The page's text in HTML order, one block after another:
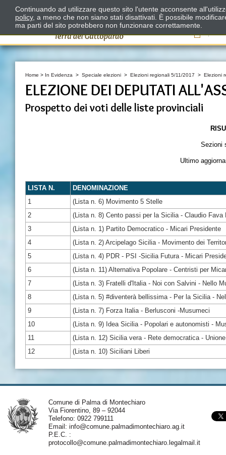
Il
Home > In Evidenza > Speciale elezioni > Elezioni regionali 5/11/2017 > Elezioni
ELEZIONE DEI DEPUTATI
Prospetto dei voti delle liste provinciali
Sezioni
Ultimo
LISTA N.
DENOMINAZIONE
1
(Lista n. 6) Movimento 5 Stelle
2
(Lista n. 8) Cento passi per la Sicilia - Claudio Fava
3
(Lista n. 1) Partito Democratico - Micari Presidente
4
(Lista n. 2) Arcipelago Sicilia - Movimento dei
5
(Lista n. 4) PDR - PSI -Sicilia Futura - Micari
6
(Lista n. 11) Alternativa Popolare - Centristi per
7
(Lista n. 3) Fratelli d'Italia - Noi con Salvini - Nello
8
(Lista n. 5) #diventerà bellissima - Per la Sicilia -
9
(Lista n. 7) Forza Italia - Berlusconi -Musumeci
10
(Lista n. 9) Idea Sicilia - Popolari e autonomisti -
11
(Lista n. 12) Sicilia vera - Rete democratica -
12
(Lista n. 10) Siciliani Liberi
Comune di Palma di Montechiaro
Via Fiorentino, 89 – 92044
Telefono: 0922 799111
Email: info@comune.palmadimontechiaro.ag.it
P.E.C. :
protocollo@comune.palmadimontechiaro.legalmail.it
Continuando ad utilizzare questo sito l'utente acconsente
policy, a meno che non siano stati disattivati. È possibile
ma parti del sito potrebbero non funzionare correttamente.